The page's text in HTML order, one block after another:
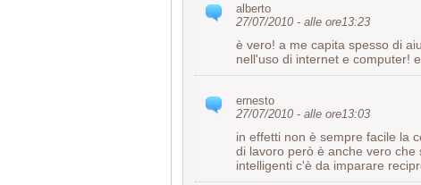
alberto
27/07/2010 - alle ore13:23
è vero! a me capita spesso di
nell'uso di internet e computer!
ernesto
27/07/2010 - alle ore13:03
in effetti non è sempre facile la
di lavoro però è anche vero
intelligenti c'è da imparare